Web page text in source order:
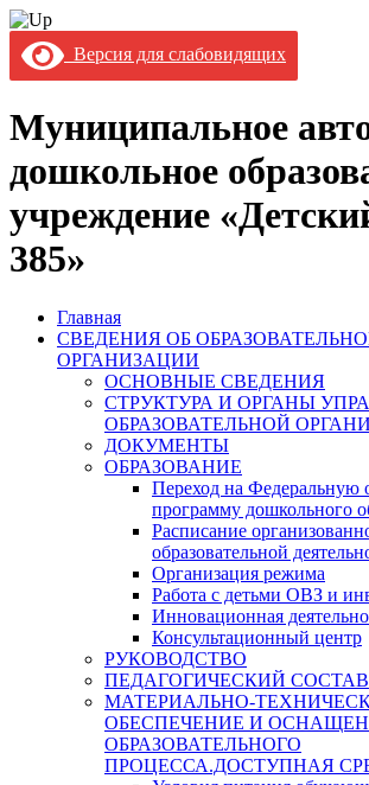
Версия для слабовидящих
Муниципальное
дошкольное
учреждение
385»
Главная
СВЕДЕНИЯ ОБ
ОРГАНИЗАЦИИ
ОСНОВНЫЕ СВЕДЕНИЯ
СТРУКТУРА И ОРГАНЫ
ОБРАЗОВАТЕЛЬНОЙ
ДОКУМЕНТЫ
ОБРАЗОВАНИЕ
Переход на Федеральную
программу дошкольного
Расписание
образовательной
Организация режима
Работа с детьми ОВЗ и
Инновационная
Консультационный центр
РУКОВОДСТВО
ПЕДАГОГИЧЕСКИЙ СОСТАВ
МАТЕРИАЛЬНО-
ОБЕСПЕЧЕНИЕ И
ОБРАЗОВАТЕЛЬНОГО
ПРОЦЕССА.ДОСТУПНАЯ